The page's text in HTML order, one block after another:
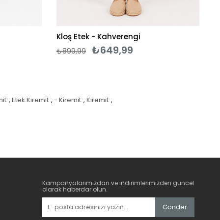
Kloş Etek - Kahverengi
₺649,99
₺899,99
, Etek Kiremit , - Kiremit , Kiremit ,
Kampanyalarımızdan ve indirimlerimizden güncel
olarak haberdar olun.
Gönder